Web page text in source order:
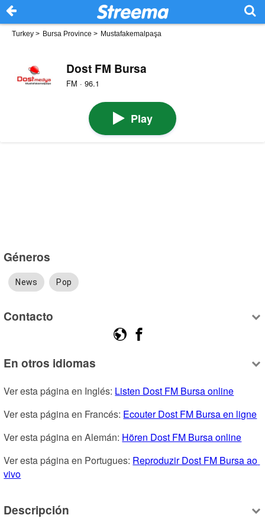
Turkey > Bursa Province > Mustafakemalpaşa
Dost FM Bursa
FM · 96.1
Play
Géneros
News Pop
Contacto
En otros idiomas
Ver esta página en Inglés: Listen Dost FM Bursa online
Ver esta página en Francés: Ecouter Dost FM Bursa en ligne
Ver esta página en Alemán: Hören Dost FM Bursa online
Ver esta página en Portugues: Reproduzir Dost FM Bursa ao
vivo
Descripción